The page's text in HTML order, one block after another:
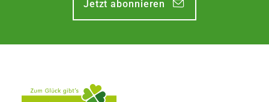
Jetzt abonnieren